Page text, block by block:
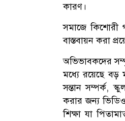
কারণ।
সমাজে কিশোরী
বাস্তবায়ন করা
অভিভাবকদের
মধ্যে রয়েছে বড়
সন্তান সম্পর্ক,
করার জন্য
শিক্ষা যা